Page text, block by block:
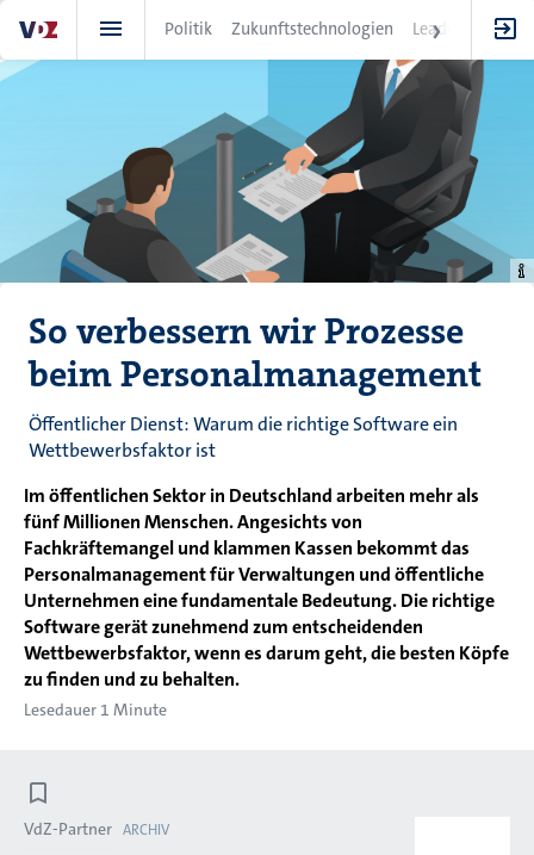
zum
Inhalt
Politik Zukunftstechnologien Leadership
So verbessern wir Prozesse
beim Personalmanagement
Öffentlicher Dienst: Warum die richtige Software ein
Wettbewerbsfaktor ist
Im öffentlichen Sektor in Deutschland arbeiten mehr als
fünf Millionen Menschen. Angesichts von
Fachkräftemangel und klammen Kassen bekommt das
Personalmanagement für Verwaltungen und öffentliche
Unternehmen eine fundamentale Bedeutung. Die richtige
Software gerät zunehmend zum entscheidenden
Wettbewerbsfaktor, wenn es darum geht, die besten Köpfe
zu finden und zu behalten.
Lesedauer 1 Minute
VdZ-Partner ARCHIV